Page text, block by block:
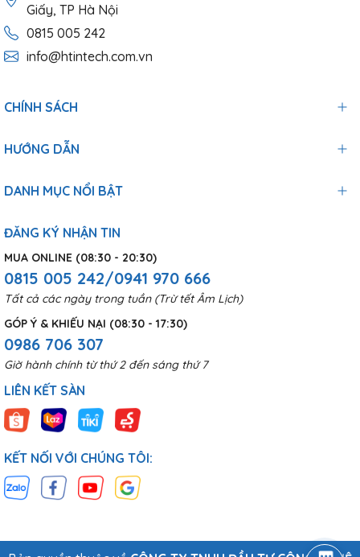
Giấy, TP Hà Nội
0815 005 242
info@htintech.com.vn
CHÍNH SÁCH
HƯỚNG DẪN
DANH MỤC NỔI BẬT
ĐĂNG KÝ NHẬN TIN
MUA ONLINE (08:30 - 20:30)
0815 005 242/0941 970 666
Tất cả các ngày trong tuần (Trừ tết Âm Lịch)
GÓP Ý & KHIẾU NẠI (08:30 - 17:30)
0986 706 307
Giờ hành chính từ thứ 2 đến sáng thứ 7
LIÊN KẾT SÀN
KẾT NỐI VỚI CHÚNG TÔI: